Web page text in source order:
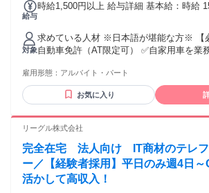
給与
時給1,500円以上 給与詳細 基本給：時給 1500円
行直帰OK ・扶養内勤務OK ・服装自由（
ル）
対象
求めている人材 ※日本語が堪能な方※ 【必須条件】 ✅要普通
自動車免許（AT限定可） ✅自家用車を業
に、 特別なスキルや経験は一切不要です◎ 大切なのは、 明
るく丁寧に対応できること。 未経験スタ
しています♪ ✥⁎-⁎✥ こんな方に向いています ✥⁎-⁎✥ ・こど
苦にならない♪ ・家庭と両立しながら働き
♪ ・自家用車で気軽に移動しながら働き
無理のないペースで働きたい♪ ・人と接す
る職場が良い♪ …そんな方のご応募大歓迎！ 経験よりも「人
柄重視」の採用です◎ 現在は、 未経験スタートの方や 子育
雇用形態： アルバイト・パート
お気に入り
リーグル株式会社
完全在宅 法人向け IT商材のテレフ
ー／【経験者採用】平日のみ週4日
活かして高収入！